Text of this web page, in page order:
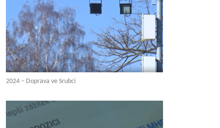
2024 – Doprava ve Srubci